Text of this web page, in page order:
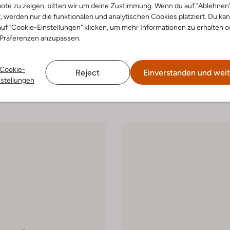
zu zeigen, bitten wir um deine Zustimmung. Wenn du auf
werden nur die funktionalen und analytischen Cookies platziert. Du
"Cookie-Einstellungen" klicken, um mehr Informationen zu erhalten
anzupassen.
Cookie-
Reject Einverstanden und
€ 32,99
Sandalen
€ 49,99 € 29,99